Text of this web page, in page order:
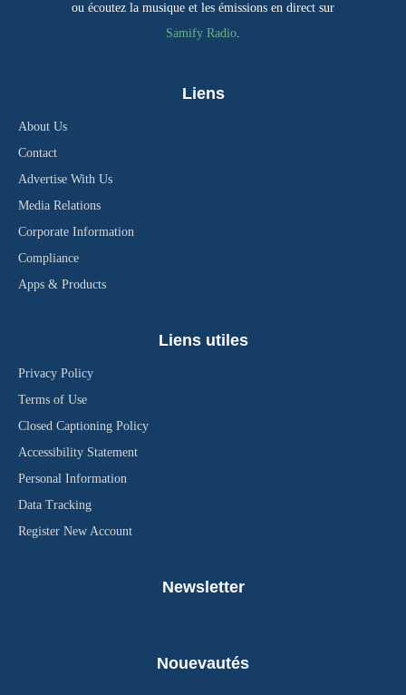
ou écoutez la musique et les émissions en direct sur
Samify Radio.
Liens
About Us
Contact
Advertise With Us
Media Relations
Corporate Information
Compliance
Apps & Products
Liens utiles
Privacy Policy
Terms of Use
Closed Captioning Policy
Accessibility Statement
Personal Information
Data Tracking
Register New Account
Newsletter
Nouevautés